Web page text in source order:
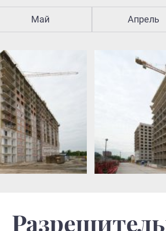
Май Апрель